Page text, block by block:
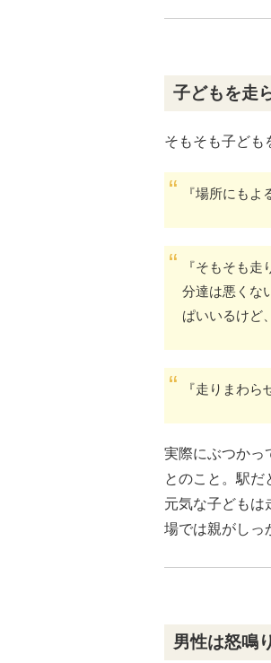
子どもを走
そもそも子ども
『場所にも
『そもそも
分達は悪くな
ぱいいるけど
『走りまわら
実際にぶつかっ
とのこと。駅だ
元気な子どもは
場では親がしっ
男性は怒鳴